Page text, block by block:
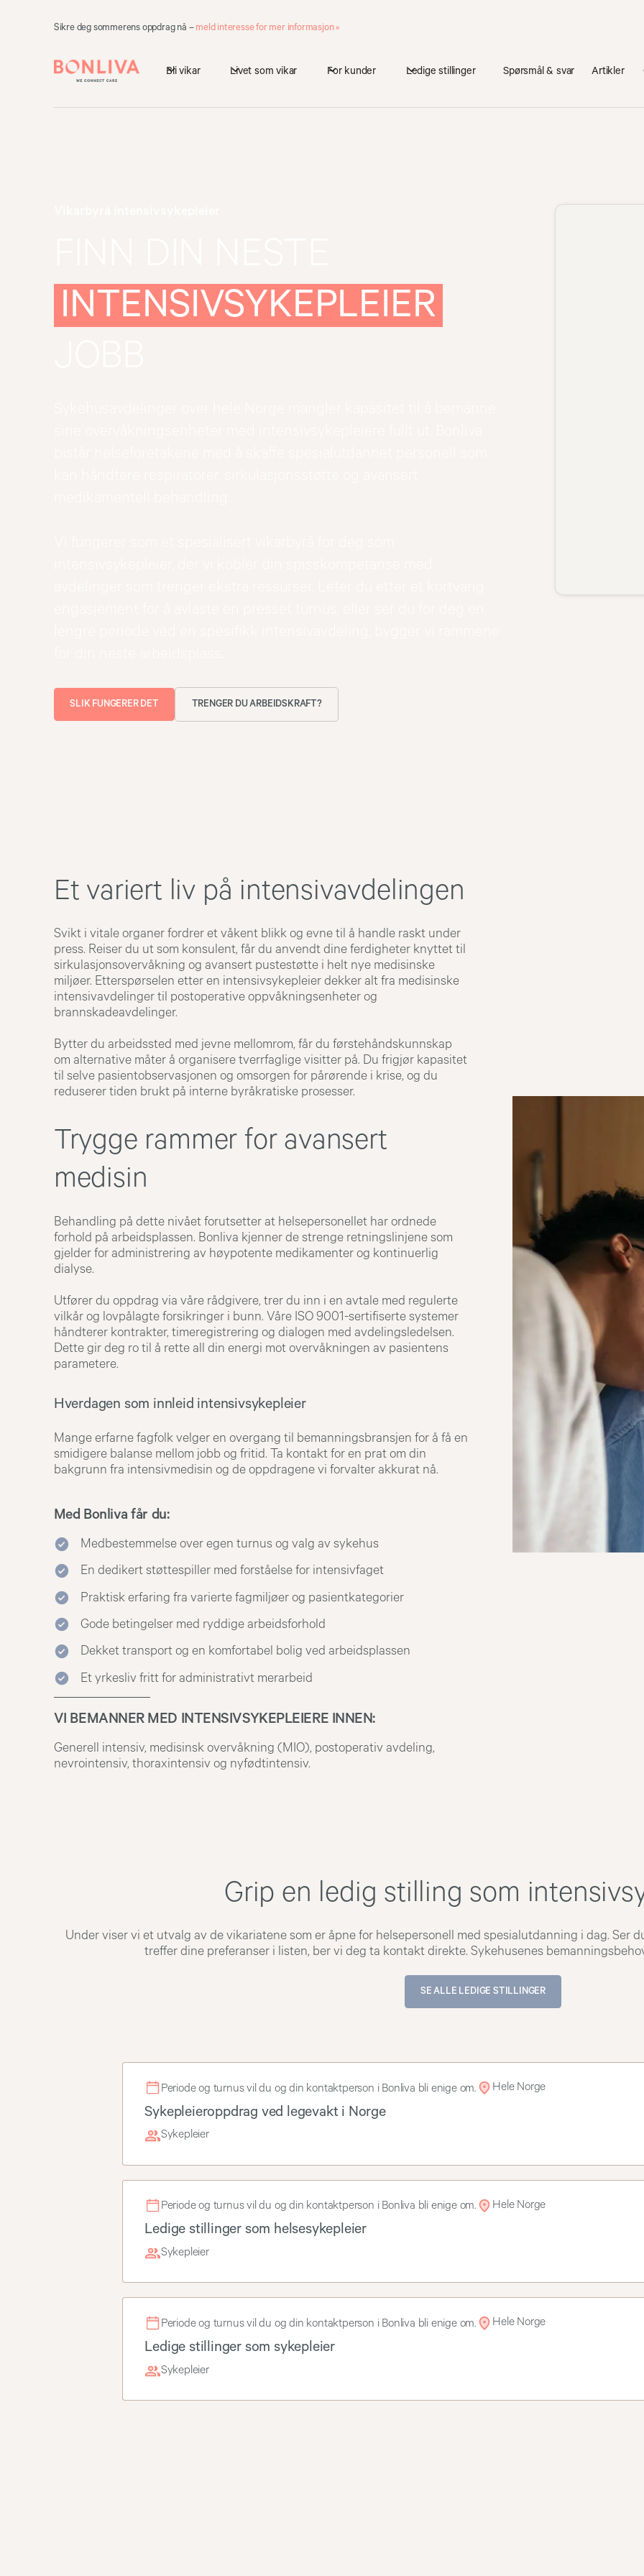
Sikre deg sommerens oppdrag nå – meld interesse for mer informasjon »
Bli vikar Livet som vikar For kunder Ledige stillinger Spørsmål & svar Artikler
INTENSIVSYKEPLEIER
SLIK FUNGERER DET TRENGER DU ARBEIDSKRAFT?
Et variert liv på intensivavdelingen
Svikt i vitale organer fordrer et våkent blikk og evne til å handle raskt under
press. Reiser du ut som konsulent, får du anvendt dine ferdigheter knyttet til
sirkulasjonsovervåkning og avansert pustestøtte i helt nye medisinske
miljøer. Etterspørselen etter en intensivsykepleier dekker alt fra medisinske
intensivavdelinger til postoperative oppvåkningsenheter og
brannskadeavdelinger.
Bytter du arbeidssted med jevne mellomrom, får du førstehåndskunnskap
om alternative måter å organisere tverrfaglige visitter på. Du frigjør kapasitet
til selve pasientobservasjonen og omsorgen for pårørende i krise, og du
reduserer tiden brukt på interne byråkratiske prosesser.
Trygge rammer for avansert
medisin
Behandling på dette nivået forutsetter at helsepersonellet har ordnede
forhold på arbeidsplassen. Bonliva kjenner de strenge retningslinjene som
gjelder for administrering av høypotente medikamenter og kontinuerlig
dialyse.
Utfører du oppdrag via våre rådgivere, trer du inn i en avtale med regulerte
vilkår og lovpålagte forsikringer i bunn. Våre ISO 9001-sertifiserte systemer
håndterer kontrakter, timeregistrering og dialogen med avdelingsledelsen.
Dette gir deg ro til å rette all din energi mot overvåkningen av pasientens
parametere.
Hverdagen som innleid intensivsykepleier
Mange erfarne fagfolk velger en overgang til bemanningsbransjen for å få en
smidigere balanse mellom jobb og fritid. Ta kontakt for en prat om din
bakgrunn fra intensivmedisin og de oppdragene vi forvalter akkurat nå.
Med Bonliva får du:
Medbestemmelse over egen turnus og valg av sykehus
En dedikert støttespiller med forståelse for intensivfaget
Praktisk erfaring fra varierte fagmiljøer og pasientkategorier
Gode betingelser med ryddige arbeidsforhold
Dekket transport og en komfortabel bolig ved arbeidsplassen
Et yrkesliv fritt for administrativt merarbeid
VI BEMANNER MED INTENSIVSYKEPLEIERE INNEN:
Generell intensiv, medisinsk overvåkning (MIO), postoperativ avdeling,
nevrointensiv, thoraxintensiv og nyfødtintensiv.
Grip en ledig stilling som
Under viser vi et utvalg av de vikariatene som er åpne for helsepersonell med spesialutdanning i dag. Ser
treffer dine preferanser i listen, ber vi deg ta kontakt direkte. Sykehusenes
SE ALLE LEDIGE STILLINGER
Periode og turnus vil du og din kontaktperson i Bonliva bli enige om. Hele Norge
Sykepleieroppdrag ved legevakt i Norge
Sykepleier
Periode og turnus vil du og din kontaktperson i Bonliva bli enige om. Hele Norge
Ledige stillinger som helsesykepleier
Sykepleier
Periode og turnus vil du og din kontaktperson i Bonliva bli enige om. Hele Norge
Ledige stillinger som sykepleier
Sykepleier